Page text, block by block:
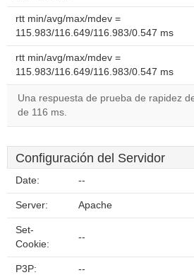
rtt min/avg/max/mdev =
115.983/116.649/116.983/0.547 ms
rtt min/avg/max/mdev =
115.983/116.649/116.983/0.547 ms
Una respuesta de prueba de rapidez
de 116 ms.
Configuración del Servidor
Date: --
Server: Apache
Set-
Cookie:
--
P3P: --